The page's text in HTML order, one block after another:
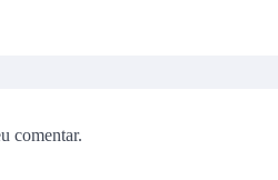
comentar.